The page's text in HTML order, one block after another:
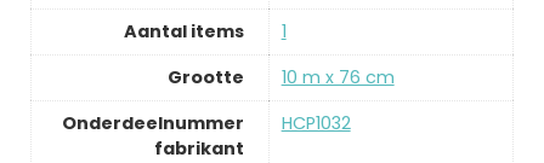
Aantal items
‎1
Grootte
‎10 m x 76 cm
Onderdeelnummer
fabrikant
‎HCP1032